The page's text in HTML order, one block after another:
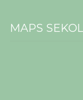
MAPS